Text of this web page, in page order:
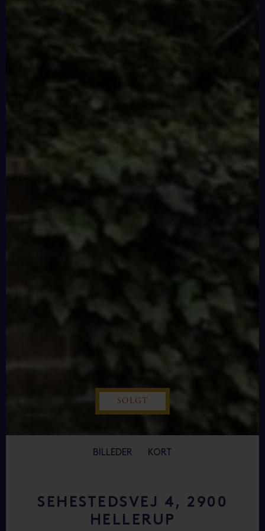
SOLGT
BILLEDER KORT
SEHESTEDSVEJ 4, 2900
HELLERUP